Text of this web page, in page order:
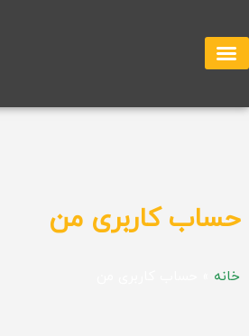
حساب کاربری من
خانه